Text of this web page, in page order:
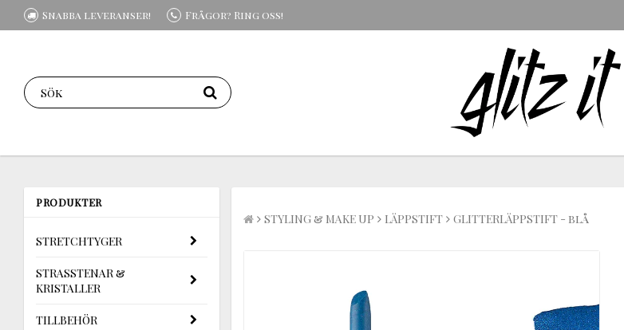
Snabba leveranser! Frågor? Ring oss!
PRODUKTER
STRETCHTYGER
STRASSTENAR &
KRISTALLER
TILLBEHÖR
STYLING & MAKE UP LÄPPSTIFT GLITTERLÄPPSTIFT - blå